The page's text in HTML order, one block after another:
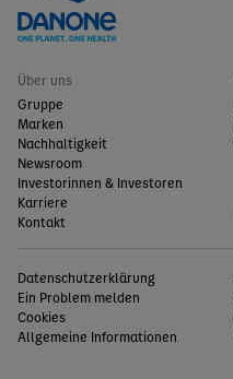
Über uns
Gruppe
Marken
Nachhaltigkeit
Newsroom
Investorinnen & Investoren
Karriere
Kontakt
Datenschutzerklärung
Ein Problem melden
Cookies
Allgemeine Informationen